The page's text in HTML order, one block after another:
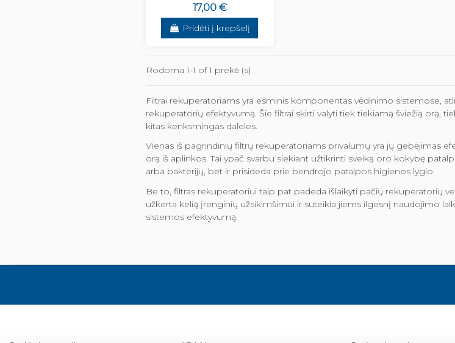
17,00 €
Pridėti į krepšelį
Rodoma 1-1 of 1 prekė (s)
Filtrai rekuperatoriams yra esminis komponentas vėdinimo sistemose,
rekuperatorių efektyvumą. Šie filtrai skirti valyti tiek tiekiamą šviežią orą,
kitas kenksmingas daleles.
Vienas iš pagrindinių filtrų rekuperatoriams privalumų yra jų gebėjimas
orą iš aplinkos. Tai ypač svarbu siekiant užtikrinti sveiką oro kokybę
arba bakterijų, bet ir prisideda prie bendrojo patalpos higienos lygio.
Be to, filtras rekuperatoriui taip pat padeda išlaikyti pačių rekuperatorių
užkerta kelią įrenginių užsikimšimui ir suteikia jiems ilgesnį naudojimo
sistemos efektyvumą.